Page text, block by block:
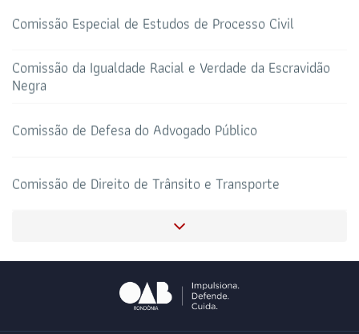
Todos os setores
HOTEL DE TRÂNSITO CLUBE DA OAB
Comissão Especial de Estudos de Processo Civil
Comissão da Igualdade Racial e Verdade da Escravidão
Negra
Comissão de Defesa do Advogado Público
Comissão de Direito de Trânsito e Transporte
Comissão de Orçamentos e Contas
Comissão de Revisão da Tabela de Honorários desta